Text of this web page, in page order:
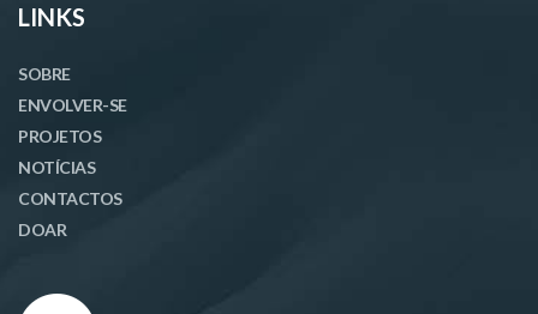
LINKS
SOBRE
ENVOLVER-SE
PROJETOS
NOTÍCIAS
CONTACTOS
DOAR